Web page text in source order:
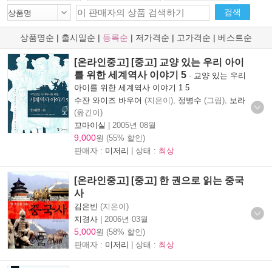
검색
상품명순 | 출시일순 | 등록순 | 저가격순 | 고가격순 | 베스트순
[온라인중고] [중고] 교양 있는 우리 아이
를 위한 세계역사 이야기 5 - 교양 있는 우리
아이를 위한 세계역사 이야기 1 5
수잔 와이즈 바우어 (지은이), 정병수 (그림),
보라
(옮긴이)
꼬마이실 | 2005년 08월
9,000원 (55% 할인)
판매자 : 미저리 | 상태 : 최상
[온라인중고] [중고] 한 권으로 읽는 중국
사
김은빈 (지은이)
지경사 | 2006년 03월
5,000원 (58% 할인)
판매자 : 미저리 | 상태 : 최상